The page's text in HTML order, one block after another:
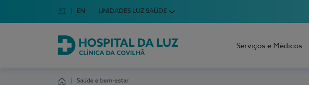
Escolha o seu idioma
Idioma em Português
PT English Language
EN UNIDADES LUZ SAÚDE
Hospital da Luz Clínica da Covilhã
Serviços e Médicos
Saúde e bem-estar